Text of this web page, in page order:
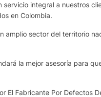
integral a nuestros
en Colombia.
sector del territorio
la mejor asesoría para
Fabricante Por Defectos